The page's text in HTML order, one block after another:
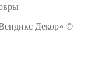
Декор» ©